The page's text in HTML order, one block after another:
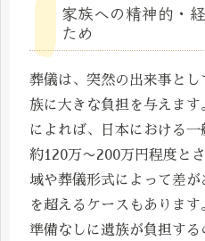
家族への精神的・
ため
葬儀は、突然の出来事と
族に大きな負担を与えま
によれば、日本における
約120万〜200万円程度と
域や葬儀形式によって差
を超えるケースもありま
準備なしに遺族が負担す